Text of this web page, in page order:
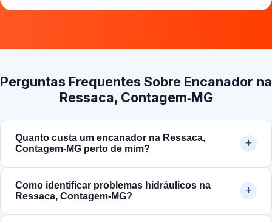
Perguntas Frequentes Sobre Encanador na
Ressaca, Contagem‑MG
Quanto custa um encanador na Ressaca,
Contagem‑MG perto de mim?
Como identificar problemas hidráulicos na
Ressaca, Contagem‑MG?